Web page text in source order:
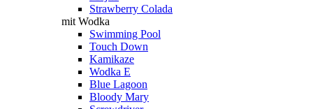
Strawberry Colada
mit Wodka
Swimming Pool
Touch Down
Kamikaze
Wodka E
Blue Lagoon
Bloody Mary